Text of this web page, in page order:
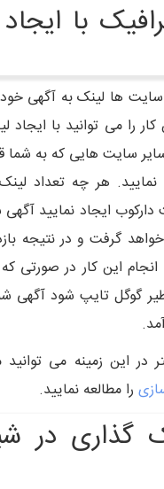
با
سایت ها لینک به آگهی
کار را می توانید با ایجاد
سایت هایی که به شما
نمایید. هر چه تعداد
ایجاد نمایید آگهی
گرفت و در نتیجه
انجام این کار در صورتی
گوگل تایپ شود آگهی
در این زمینه می توانید
را مطالعه نمایید.
گذاری در